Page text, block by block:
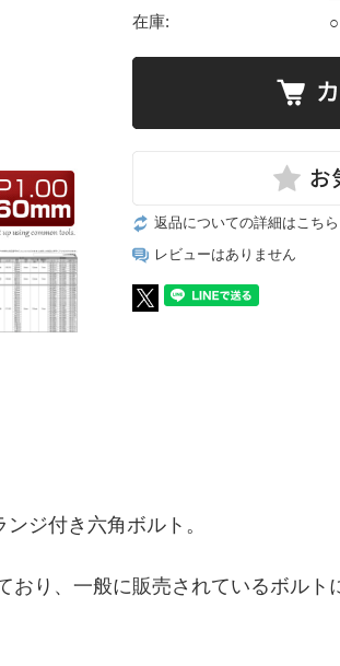
在庫: ○
返品についての詳細はこちら
レビューはありません
ジ付き六角ボルト。
おり、一般に販売されているボルト